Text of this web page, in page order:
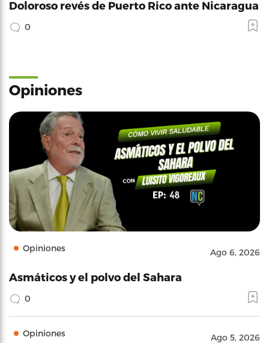
Doloroso revés de Puerto Rico ante Nicaragua
0
Opiniones
Opiniones Ago 6, 2026
Asmáticos y el polvo del Sahara
0
Opiniones Ago 5, 2026